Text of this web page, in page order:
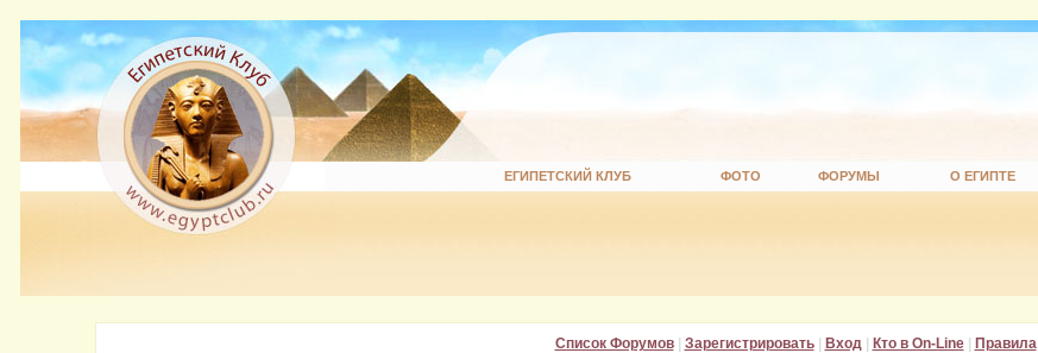
ЕГИПЕТСКИЙ КЛУБ ФОТО ФОРУМЫ О ЕГИПТЕ
Список Форумов| Зарегистрировать| Вход| Кто в On-Line| Правила